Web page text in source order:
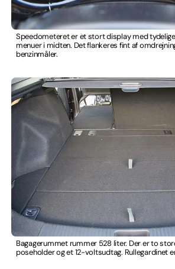
Speedometeret er et stort display med
menuer i midten. Det flankeres fint af
benzinmåler.
Bagagerummet rummer 528 liter. Der er to
poseholder og et 12-voltsudtag. Rullegardinet